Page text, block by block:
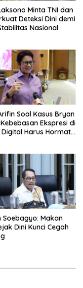
Minta TNI dan
Deteksi Dini demi
Nasional
Soal Kasus Bryan
Ekspresi di
Digital Harus Hormati
Soebagyo: Makan
Dini Kunci Cegah